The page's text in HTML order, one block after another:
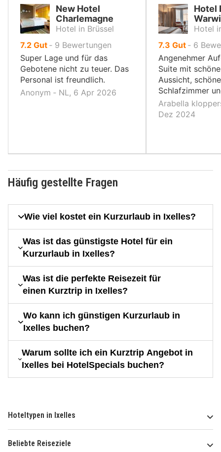
New Hotel
Charlemagne
Hotel in Brüssel
7.2von
10,
Gut ‐ 9 Bewertungen
Super Lage und für das
Gebotene nicht zu teuer. Das
Personal ist freundlich.
Anonym ‐ NL, 6 Apr 2026
Hotel
Hotel
7.3 von
10,
Gut ‐ 6
Angenehmer
Suite mit
Aussicht,
Schlafzimmer
Arabella
Dez 2024
Häufig gestellte Fragen
Wie viel kostet ein Kurzurlaub in Ixelles?
Was ist das günstigste Hotel für ein
Kurzurlaub in Ixelles?
Was ist die perfekte Reisezeit für
einen Kurztrip in Ixelles?
Wo kann ich günstigen Kurzurlaub in
Ixelles buchen?
Warum sollte ich ein Kurztrip Angebot in
Ixelles bei HotelSpecials buchen?
Hoteltypen in Ixelles
Beliebte Reiseziele